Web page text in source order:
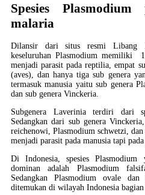
Spesies Plasmodium
malaria
Dilansir dari situs resmi Libang
keseluruhan Plasmodium memiliki
menjadi parasit pada reptilia, empat
(aves), dan hanya tiga sub genera
termasuk manusia yaitu sub genera
dan sub genera Vinckeria.
Subgenera Laverinia terdiri dari
Sedangkan dari sub genera
reichenowi, Plasmodium schwetzi,
menjadi parasit pada manusia tapi
Di Indonesia, spesies
dominan adalah Plasmodium
Sedangkan Plasmodium ovale dan
ditemukan di wilayah Indonesia